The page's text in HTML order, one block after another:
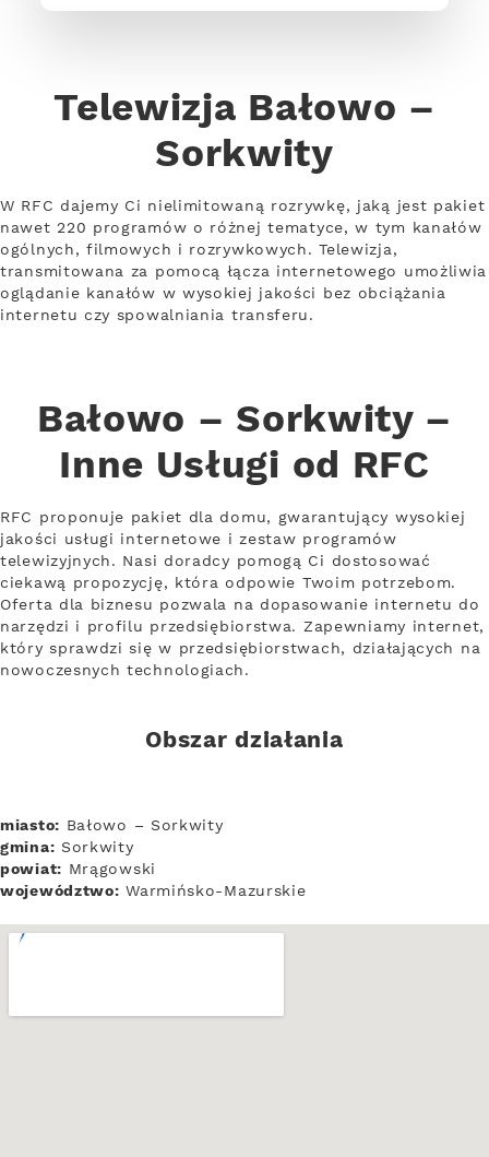
Telewizja Bałowo –
Sorkwity
W RFC dajemy Ci nielimitowaną rozrywkę, jaką jest pakiet
nawet 220 programów o różnej tematyce, w tym kanałów
ogólnych, filmowych i rozrywkowych. Telewizja,
transmitowana za pomocą łącza internetowego umożliwia
oglądanie kanałów w wysokiej jakości bez obciążania
internetu czy spowalniania transferu.
Bałowo – Sorkwity –
Inne Usługi od RFC
RFC proponuje pakiet dla domu, gwarantujący wysokiej
jakości usługi internetowe i zestaw programów
telewizyjnych. Nasi doradcy pomogą Ci dostosować
ciekawą propozycję, która odpowie Twoim potrzebom.
Oferta dla biznesu pozwala na dopasowanie internetu do
narzędzi i profilu przedsiębiorstwa. Zapewniamy internet,
który sprawdzi się w przedsiębiorstwach, działających na
nowoczesnych technologiach.
Obszar działania
miasto: Bałowo – Sorkwity
gmina: Sorkwity
powiat: Mrągowski
województwo: Warmińsko-Mazurskie